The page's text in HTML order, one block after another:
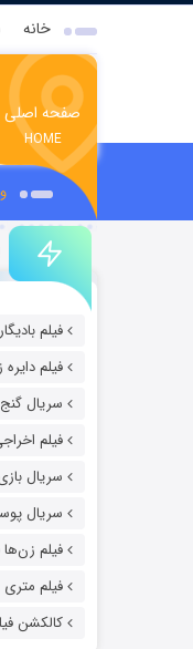
خانه
صفحه اصلی
HOME
فیلم
فیلم
سریال
فیلم
سریال
سریال
فیلم زن‌ها
فیلم
کالکشن